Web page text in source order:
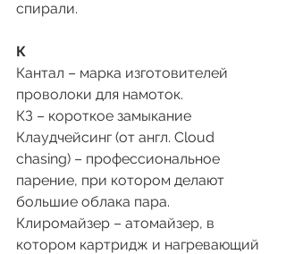
спирали.
К
Кантал – марка изготовителей
проволоки для намоток.
КЗ – короткое замыкание
Клаудчейсинг (от англ. Cloud
chasing) – профессиональное
парение, при котором делают
большие облака пара.
Клиромайзер – атомайзер, в
котором картридж и нагревающий